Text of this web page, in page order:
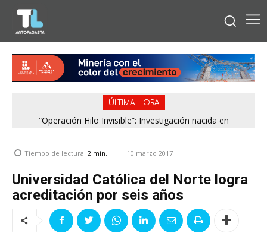
ÚLTIMA HORA
“Operación Hilo Invisible”: Investigación nacida en
Tiempo de lectura: 2 min. 10 marzo 2017
Universidad Católica del Norte logra
acreditación por seis años